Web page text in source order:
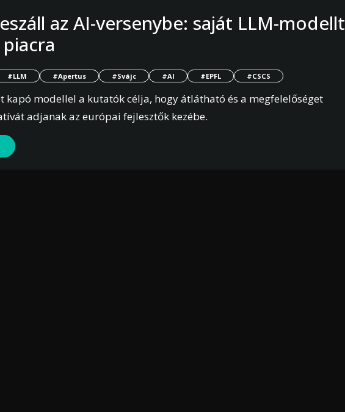
az AI-versenybe: saját LLM-modellt
#LLM #Apertus #Svájc #AI #EPFL #CSCS
kapó modellel a kutatók célja, hogy átlátható és a megfelelőséget
adjanak az európai fejlesztők kezébe.